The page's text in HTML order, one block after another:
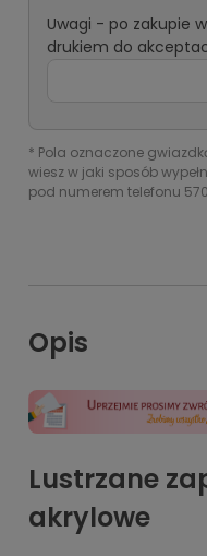
Uwagi - po zakupie
drukiem do
* Pola oznaczone
wiesz w jaki sposób
pod numerem telefonu
Opis
Lustrzane
akrylowe